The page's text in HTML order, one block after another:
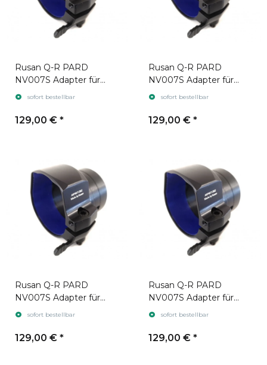
Rusan Q-R PARD
NV007S Adapter für
Zielfernrohr Leica
sofort bestellbar
129,00 € *
Rusan Q-R PARD
NV007S Adapter für
Zielfernrohr Swarovski
sofort bestellbar
129,00 € *
Rusan Q-R PARD
NV007S Adapter für
Zielfernrohr Swarovski
sofort bestellbar
129,00 € *
Rusan Q-R PARD
NV007S Adapter für
Zielfernrohr Swarovski
sofort bestellbar
129,00 € *